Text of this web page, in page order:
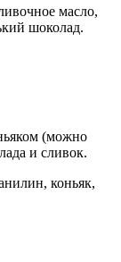
масло,
шоколад.
(можно
и сливок.
коньяк,